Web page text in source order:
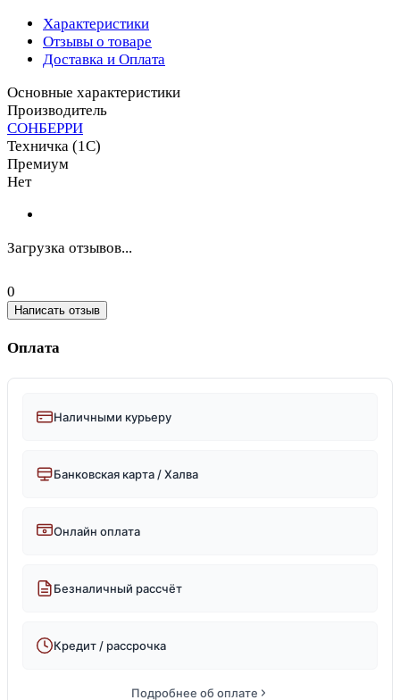
Характеристики
Отзывы о товаре
Доставка и Оплата
Основные характеристики
Производитель
СОНБЕРРИ
Техничка (1С)
Премиум
Нет
Загрузка отзывов...
0
Написать отзыв
Оплата
Наличными курьеру
Банковская карта / Халва
Онлайн оплата
Безналичный рассчёт
Кредит / рассрочка
Подробнее об оплате